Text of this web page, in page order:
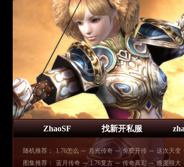
ZhaoSF 找新开私服
随机推荐： 1.76怎么 ─ 月光传奇 ─ 免费开传 ─ 这次天变
图集推荐：
蓝月传奇 ─ 1.76复古 ─ 传奇真彩 ─ 难度很大